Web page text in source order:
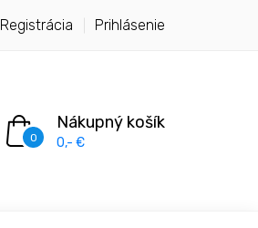
Registrácia Prihlásenie
0
Nákupný košík
0,- €